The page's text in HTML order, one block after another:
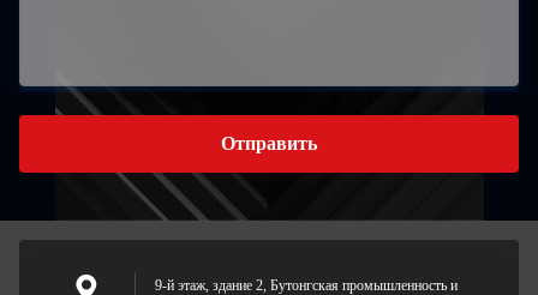
Отправить
9-й этаж, здание 2, Бутонгская промышленность и